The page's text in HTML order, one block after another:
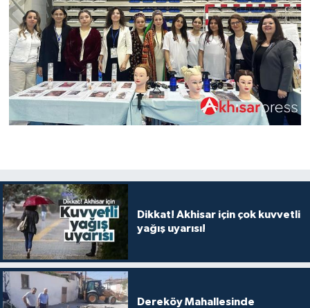
Dikkat! Akhisar için çok kuvvetli
yağış uyarısı!
Dereköy Mahallesinde